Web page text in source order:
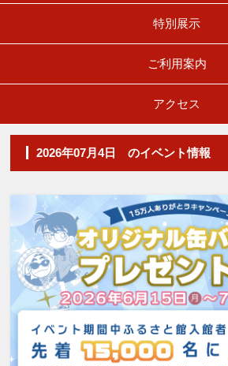
特別展示
ご利用案内
アクセス
2026年07月4日 のイベント情報